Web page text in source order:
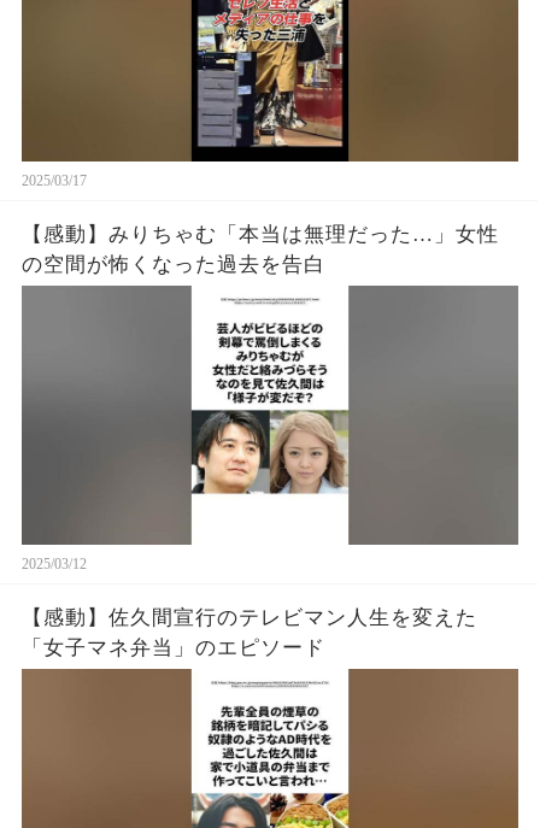
2025/03/17
【感動】みりちゃむ「本当は無理だった…」女性
の空間が怖くなった過去を告白
2025/03/12
【感動】佐久間宣行のテレビマン人生を変えた
「女子マネ弁当」のエピソード